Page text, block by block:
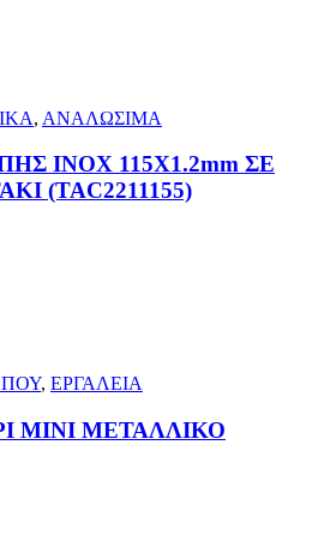
, ΑΝΑΛΩΣΙΜΑ
ΙΝΟΧ 115Χ1.2mm ΣΕ
(TAC2211155)
, ΕΡΓΑΛΕΙΑ
MINI ΜΕΤΑΛΛΙΚΟ